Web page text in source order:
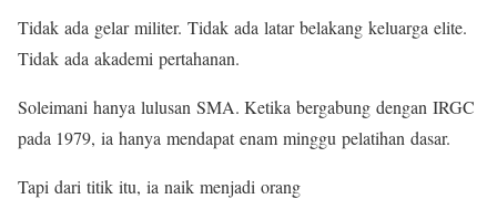
Tidak ada gelar militer. Tidak ada latar belakang keluarga elite.
Tidak ada akademi pertahanan.
Soleimani hanya lulusan SMA. Ketika bergabung dengan IRGC
pada 1979, ia hanya mendapat enam minggu pelatihan dasar.
Tapi dari titik itu, ia naik menjadi orang